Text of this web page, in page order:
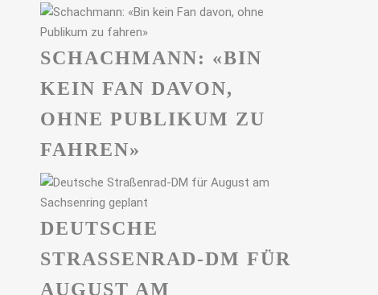
SCHACHMANN: «BIN
KEIN FAN DAVON,
OHNE PUBLIKUM ZU
FAHREN»
DEUTSCHE
STRASSENRAD-DM FÜR A
UGUST AM S